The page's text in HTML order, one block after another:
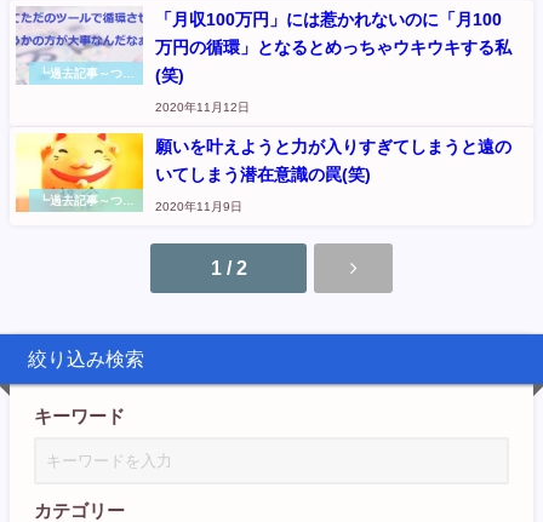
┗過去記事～つぶ
「月収100万円」には惹かれないのに「月100
万円の循環」となるとめっちゃウキウキする私
(笑)
2020年11月12日
┗過去記事～つぶ
願いを叶えようと力が入りすぎてしまうと遠の
いてしまう潜在意識の罠(笑)
2020年11月9日
1 / 2
絞り込み検索
キーワード
カテゴリー